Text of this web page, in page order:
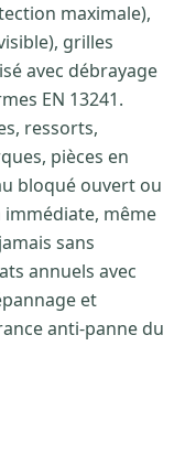
maximale),
grilles
avec débrayage
EN 13241.
ressorts,
pièces en
bloqué ouvert ou
même
sans
annuels avec
et
anti-panne du